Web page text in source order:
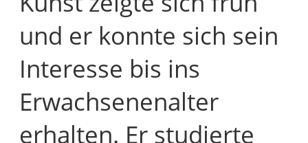
und er konnte sich sein
Interesse bis ins
Erwachsenenalter
erhalten. Er studierte